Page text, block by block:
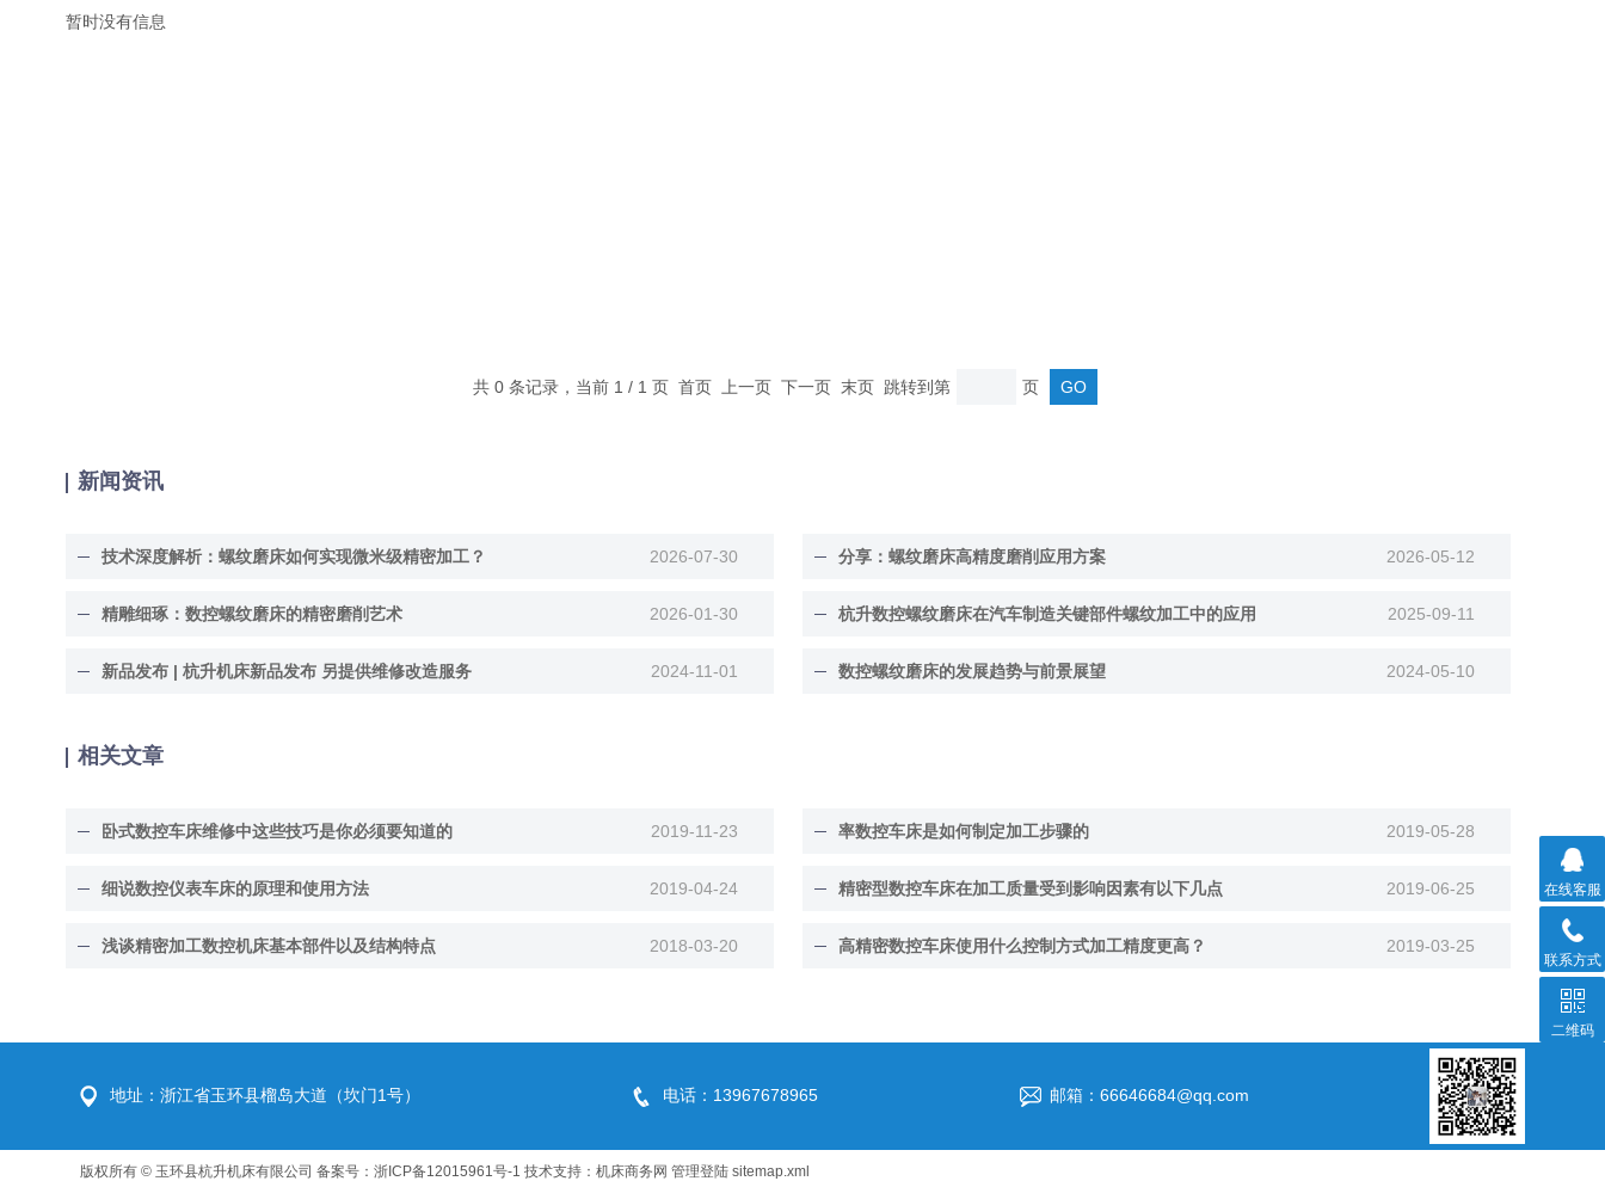
暂时没有信息
共 0 条记录，当前 1 / 1 页 首页 上一页 下一页 末页 跳转到第 页
新闻资讯
技术深度解析：螺纹磨床如何实现微米级精密加工？ 2026-07-30 分享：螺纹磨床高精度磨削应用方案 2026-05-12
精雕细琢：数控螺纹磨床的精密磨削艺术 2026-01-30 杭升数控螺纹磨床在汽车制造关键部件螺纹加工中的应用 2025-09-11
新品发布 | 杭升机床新品发布 另提供维修改造服务 2024-11-01 数控螺纹磨床的发展趋势与前景展望 2024-05-10
相关文章
卧式数控车床维修中这些技巧是你必须要知道的 2019-11-23 率数控车床是如何制定加工步骤的 2019-05-28
细说数控仪表车床的原理和使用方法 2019-04-24 精密型数控车床在加工质量受到影响因素有以下几点 2019-06-25
浅谈精密加工数控机床基本部件以及结构特点 2018-03-20 高精密数控车床使用什么控制方式加工精度更高？ 2019-03-25
地址：浙江省玉环县榴岛大道（坎门1号） 电话：13967678965 邮箱：66646684@qq.com
版权所有 © 玉环县杭升机床有限公司备案号：浙ICP备12015961号-1 技术支持：机床商务网 管理登陆 sitemap.xml
在线客服
联系方式
二维码